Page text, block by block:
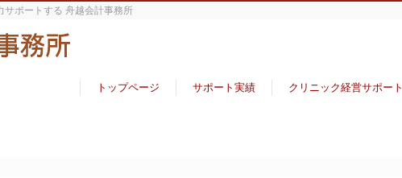
サポートする 舟越会計事務所
トップページ サポート実績 クリニック経営サポート